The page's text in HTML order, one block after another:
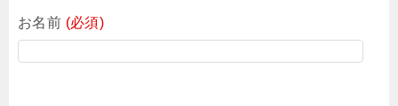
お名前 (必須)